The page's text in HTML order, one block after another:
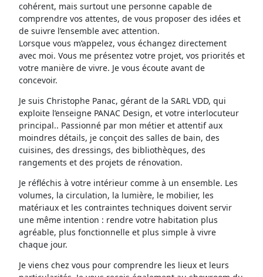
cohérent, mais surtout une personne capable de
comprendre vos attentes, de vous proposer des idées et
de suivre l’ensemble avec attention.
Lorsque vous m’appelez, vous échangez directement
avec moi. Vous me présentez votre projet, vos priorités et
votre manière de vivre. Je vous écoute avant de
concevoir.
Je suis Christophe Panac, gérant de la SARL VDD, qui
exploite l’enseigne PANAC Design, et votre interlocuteur
principal.. Passionné par mon métier et attentif aux
moindres détails, je conçoit des salles de bain, des
cuisines, des dressings, des bibliothèques, des
rangements et des projets de rénovation.
Je réfléchis à votre intérieur comme à un ensemble. Les
volumes, la circulation, la lumière, le mobilier, les
matériaux et les contraintes techniques doivent servir
une même intention : rendre votre habitation plus
agréable, plus fonctionnelle et plus simple à vivre
chaque jour.
Je viens chez vous pour comprendre les lieux et leurs